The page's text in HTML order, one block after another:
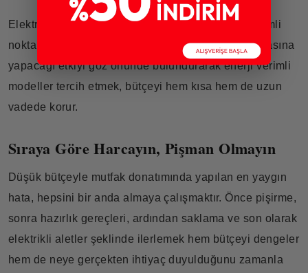
Elektrikli aletlerde dikkat edilmesi gereken en önemli
nokta enerji tüketimidir. Uzun vadede elektrik faturasına
yapacağı etkiyi göz önünde bulundurarak enerji verimli
modeller tercih etmek, bütçeyi hem kısa hem de uzun
vadede korur.
Sıraya Göre Harcayın, Pişman Olmayın
Düşük bütçeyle mutfak donatımında yapılan en yaygın
hata, hepsini bir anda almaya çalışmaktır. Önce pişirme,
sonra hazırlık gereçleri, ardından saklama ve son olarak
elektrikli aletler şeklinde ilerlemek hem bütçeyi dengeler
hem de neye gerçekten ihtiyaç duyulduğunu zamanla